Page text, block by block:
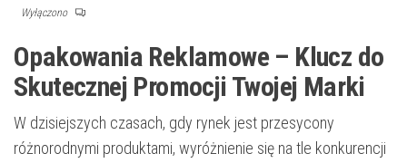
Wyłączono
Opakowania Reklamowe – Klucz do
Skutecznej Promocji Twojej Marki
W dzisiejszych czasach, gdy rynek jest przesycony
różnorodnymi produktami, wyróżnienie się na tle konkurencji